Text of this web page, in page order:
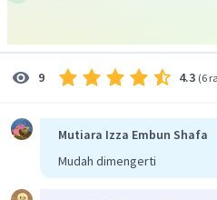
9 4.3 (6
Mutiara Izza Embun Shafa
Mudah dimengerti